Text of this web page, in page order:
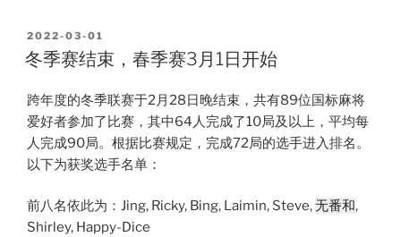
POSTED
ON
2022-03-01
冬季赛结束，春季赛3月1日开始
跨年度的冬季联赛于2月28日晚结束，共有89位国标麻将
爱好者参加了比赛，其中64人完成了10局及以上，平均每
人完成90局。根据比赛规定，完成72局的选手进入排名。
以下为获奖选手名单：
前八名依此为：Jing, Ricky, Bing, Laimin, Steve,无番和,
Shirley, Happy-Dice